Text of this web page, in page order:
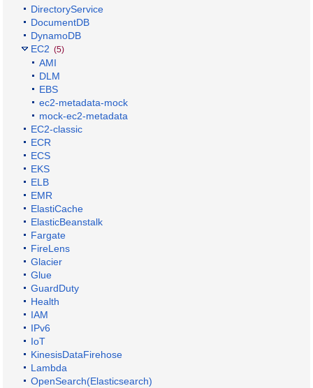
DirectoryService
DocumentDB
DynamoDB
EC2 (5)
AMI
DLM
EBS
ec2-metadata-mock
mock-ec2-metadata
EC2-classic
ECR
ECS
EKS
ELB
EMR
ElastiCache
ElasticBeanstalk
Fargate
FireLens
Glacier
Glue
GuardDuty
Health
IAM
IPv6
IoT
KinesisDataFirehose
Lambda
OpenSearch(Elasticsearch)